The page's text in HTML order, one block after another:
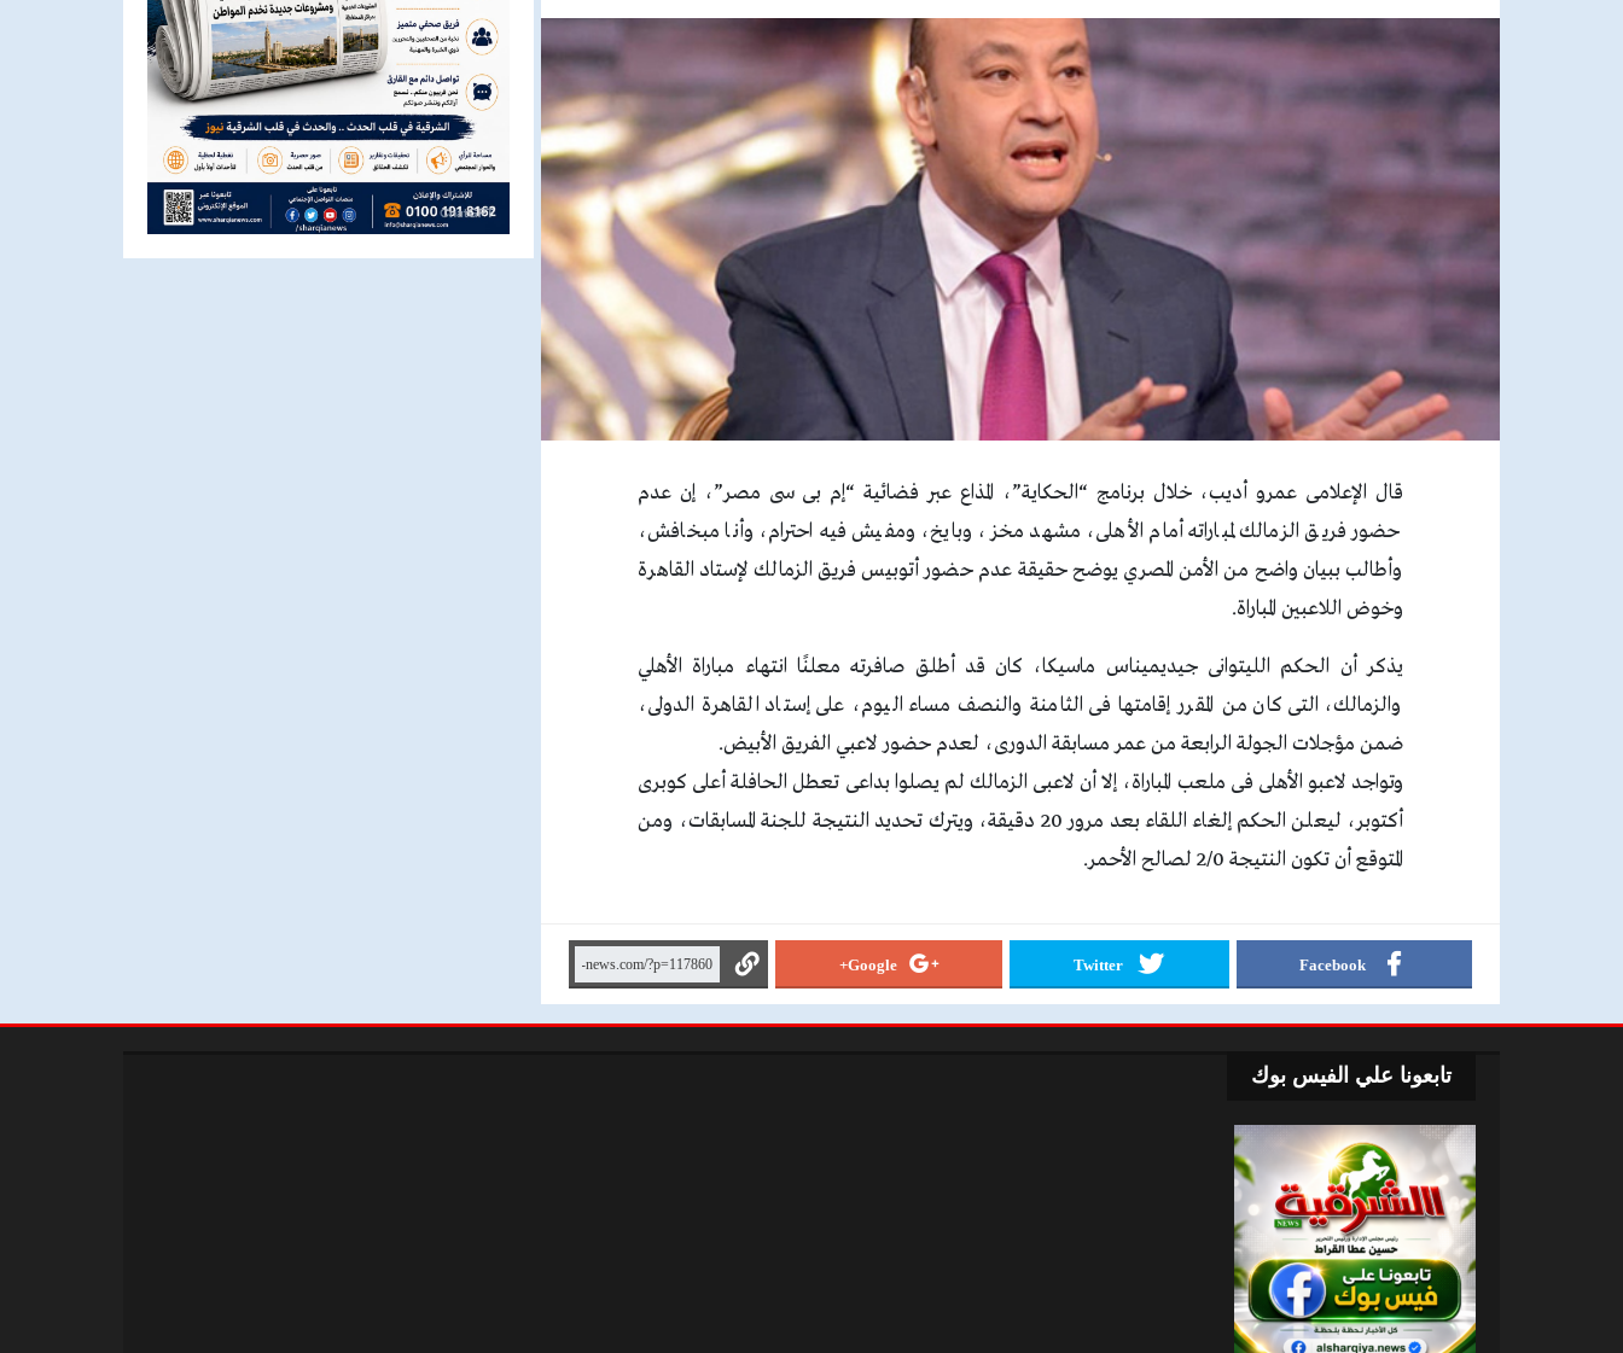
قال الإعلامى عمرو أديب، خلال برنامج “الحكاية”، المذاع عبر فضائية “إم بى سى مصر”، إن عدم
حضور فريق الزمالك لمباراته أمام الأهلى، مشهد مخز، وبايخ، ومفيش فيه احترام، وأنا مبخافش،
وأطالب ببيان واضح من الأمن المصري يوضح حقيقة عدم حضور أتوبيس فريق الزمالك لإستاد القاهرة
وخوض اللاعبين المباراة.
يذكر أن الحكم الليتوانى جيديميناس ماسيكا، كان قد أطلق صافرته معلنًا انتهاء مباراة الأهلي
والزمالك، التى كان من المقرر إقامتها فى الثامنة والنصف مساء اليوم، على إستاد القاهرة الدولى،
ضمن مؤجلات الجولة الرابعة من عمر مسابقة الدورى، لعدم حضور لاعبي الفريق الأبيض.
وتواجد لاعبو الأهلى فى ملعب المباراة، إلا أن لاعبى الزمالك لم يصلوا بداعى تعطل الحافلة أعلى كوبرى
أكتوبر، ليعلن الحكم إلغاء اللقاء بعد مرور 20 دقيقة، ويترك تحديد النتيجة للجنة المسابقات، ومن
المتوقع أن تكون النتيجة 2/0 لصالح الأحمر.
Facebook
Twitter
Google+
تابعونا علي الفيس بوك